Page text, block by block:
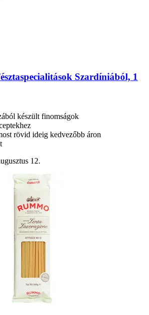
Szardíniából, 1
készült finomságok
rövid ideig kedvezőbb áron
12.